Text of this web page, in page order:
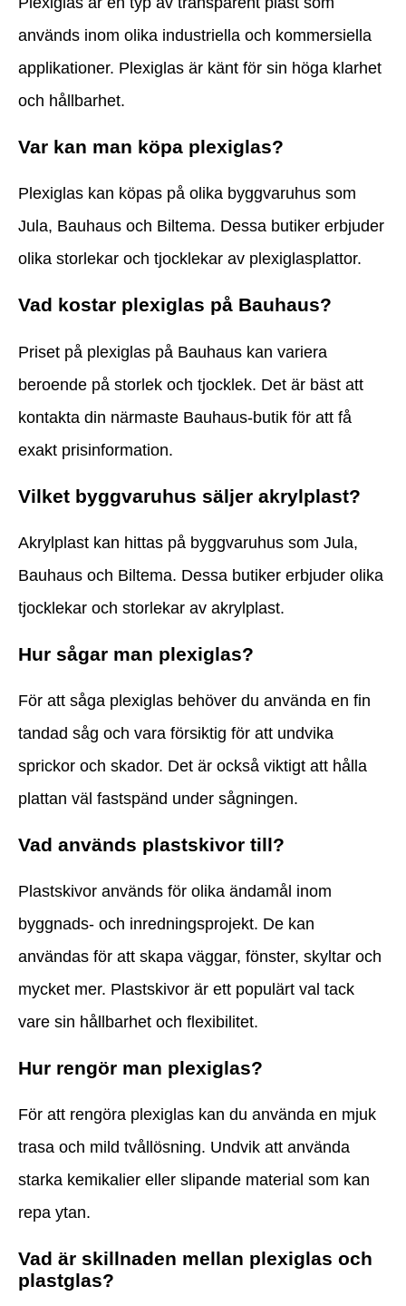
används inom olika industriella och kommersiella
applikationer. Plexiglas är känt för sin höga klarhet
och hållbarhet.
Var kan man köpa plexiglas?
Plexiglas kan köpas på olika byggvaruhus som
Jula, Bauhaus och Biltema. Dessa butiker erbjuder
olika storlekar och tjocklekar av plexiglasplattor.
Vad kostar plexiglas på Bauhaus?
Priset på plexiglas på Bauhaus kan variera
beroende på storlek och tjocklek. Det är bäst att
kontakta din närmaste Bauhaus-butik för att få
exakt prisinformation.
Vilket byggvaruhus säljer akrylplast?
Akrylplast kan hittas på byggvaruhus som Jula,
Bauhaus och Biltema. Dessa butiker erbjuder olika
tjocklekar och storlekar av akrylplast.
Hur sågar man plexiglas?
För att såga plexiglas behöver du använda en fin
tandad såg och vara försiktig för att undvika
sprickor och skador. Det är också viktigt att hålla
plattan väl fastspänd under sågningen.
Vad används plastskivor till?
Plastskivor används för olika ändamål inom
byggnads- och inredningsprojekt. De kan
användas för att skapa väggar, fönster, skyltar och
mycket mer. Plastskivor är ett populärt val tack
vare sin hållbarhet och flexibilitet.
Hur rengör man plexiglas?
För att rengöra plexiglas kan du använda en mjuk
trasa och mild tvållösning. Undvik att använda
starka kemikalier eller slipande material som kan
repa ytan.
Vad är skillnaden mellan plexiglas och
plastglas?